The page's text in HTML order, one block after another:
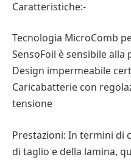
Caratteristiche:-
Tecnologia MicroComb
SensoFoil è sensibile alla
Design impermeabile
Caricabatterie con
tensione
Prestazioni: In termini di
di taglio e della lamina,